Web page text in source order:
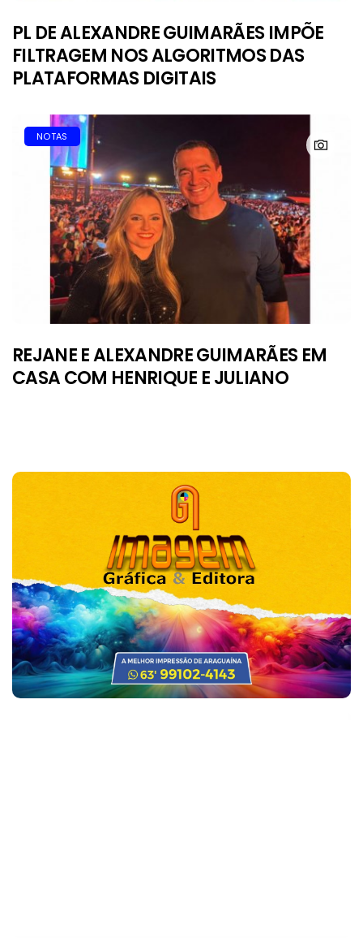
PL DE ALEXANDRE GUIMARÃES IMPÕE
FILTRAGEM NOS ALGORITMOS DAS
PLATAFORMAS DIGITAIS
NOTAS
REJANE E ALEXANDRE GUIMARÃES EM
CASA COM HENRIQUE E JULIANO